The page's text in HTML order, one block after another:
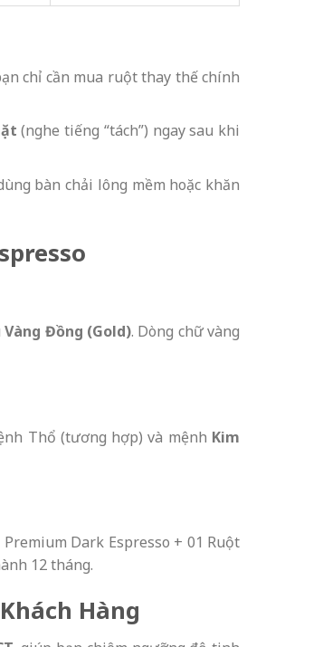
chỉ cần mua ruột thay thế chính
(nghe tiếng “tách”) ngay sau khi
bàn chải lông mềm hoặc khăn
Vàng Đồng (Gold). Dòng chữ vàng
Thổ (tương hợp) và mệnh Kim
Dark Espresso + 01 Ruột
12 tháng.
Hàng